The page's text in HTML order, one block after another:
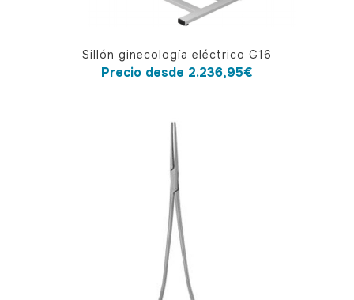
producto
Sillón ginecología eléctrico G16
Precio desde 2.236,95€